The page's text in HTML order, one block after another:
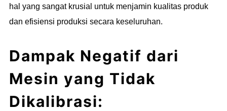
hal yang sangat krusial untuk menjamin kualitas produk
dan efisiensi produksi secara keseluruhan.
Dampak Negatif dari
Mesin yang Tidak
Dikalibrasi: